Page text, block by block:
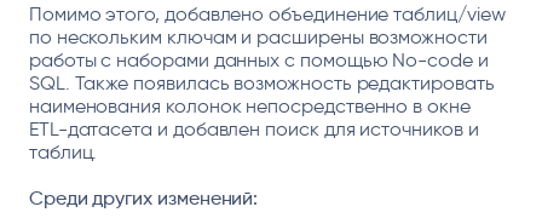
Помимо этого, добавлено объединение таблиц/view
по нескольким ключам и расширены возможности
работы с наборами данных с помощью No-code и
SQL. Также появилась возможность редактировать
наименования колонок непосредственно в окне
ETL-датасета и добавлен поиск для источников и
таблиц.
Среди других изменений: